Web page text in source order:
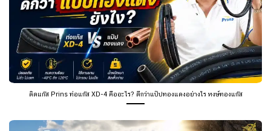
ติดแก๊ส Prins ท่อแก๊ส XD-4 คืออะไร? ดีกว่าแป๊ปทองแดงอย่างไร หงษ์ทองแก๊ส